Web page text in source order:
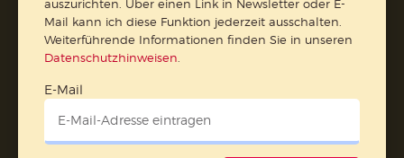
AGB und Widerrufsbelehrung
Datenschutz
Barrierefreiheit
Impressum
Vertrag widerrufen
Abo online kündigen
auszurichten. Über einen Link in Newsletter oder E-
Mail kann ich diese Funktion jederzeit ausschalten.
Weiterführende Informationen finden Sie in unseren
Datenschutzhinweisen
E-Mail